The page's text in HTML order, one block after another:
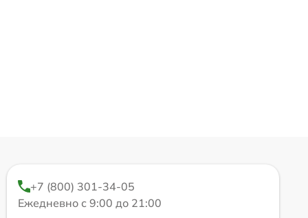
+7 (800) 301-34-05
Ежедневно с 9:00 до 21:00